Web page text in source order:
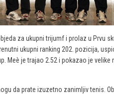
za ukupni trijumf i prolaz u Prvu
ukupni ranking 202. pozicija,
Meè je trajao 2.52 i pokazao je
da prate izuzetno zanimljiv tenis.